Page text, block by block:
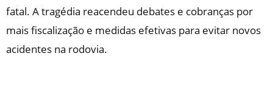
fatal. A tragédia reacendeu debates e cobranças por
mais fiscalização e medidas efetivas para evitar novos
acidentes na rodovia.